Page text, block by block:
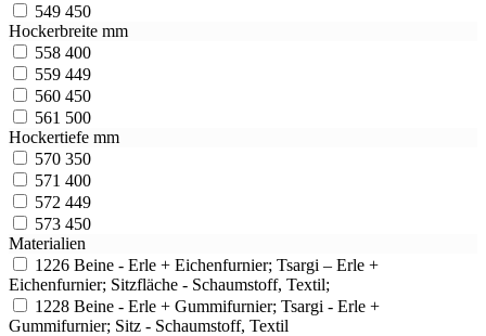
549 450
Hockerbreite mm
558 400
559 449
560 450
561 500
Hockertiefe mm
570 350
571 400
572 449
573 450
Materialien
1226 Beine - Erle + Eichenfurnier; Tsargi – Erle +
Eichenfurnier; Sitzfläche - Schaumstoff, Textil;
1228 Beine - Erle + Gummifurnier; Tsargi - Erle +
Gummifurnier; Sitz - Schaumstoff, Textil